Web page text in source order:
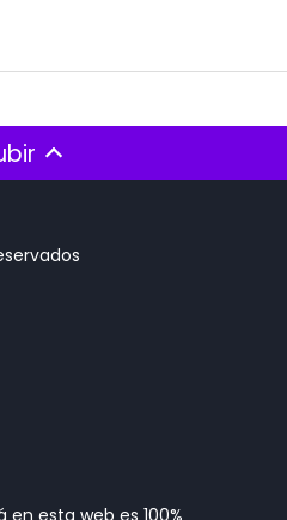
esta web es 100%